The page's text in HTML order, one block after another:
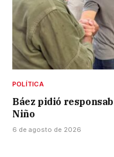
POLÍTICA
Báez pidió
Niño
6 de agosto de 2026